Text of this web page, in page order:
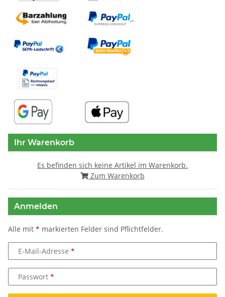
Ihr Warenkorb
Es befinden sich keine Artikel im Warenkorb.
Zum Warenkorb
Anmelden
Alle mit * markierten Felder sind Pflichtfelder.
E-Mail-Adresse
Passwort